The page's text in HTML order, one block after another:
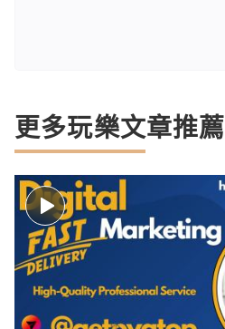
更多玩樂文章推薦